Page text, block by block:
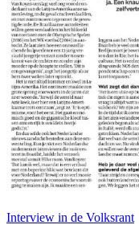
Interview in de Volksrant